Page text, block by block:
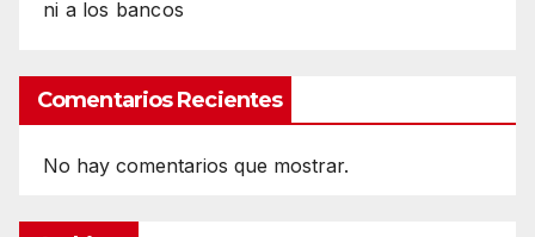
ni a los bancos
Comentarios Recientes
No hay comentarios que mostrar.